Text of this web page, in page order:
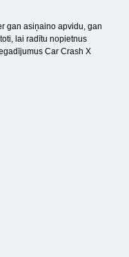
gan asiņaino apvidu, gan
lai radītu nopietnus
Car Crash X